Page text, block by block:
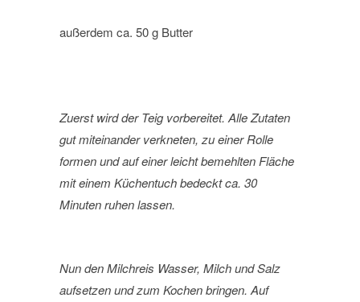
außerdem ca. 50 g Butter
Zuerst wird der Teig vorbereitet. Alle Zutaten
gut miteinander verkneten, zu einer Rolle
formen und auf einer leicht bemehlten Fläche
mit einem Küchentuch bedeckt ca. 30
Minuten ruhen lassen.
Nun den Milchreis Wasser, Milch und Salz
aufsetzen und zum Kochen bringen. Auf